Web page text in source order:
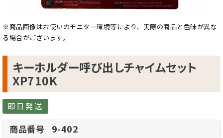
※商品画像はお使いのモニター環境等により、実際の商品と色味が異な
る場合がございます。
キーホルダー呼び出しチャイムセット
XP710K
即日発送
商品番号 9-402